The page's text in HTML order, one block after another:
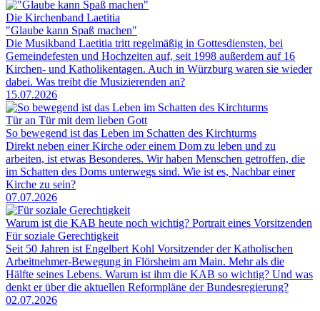
Die Kirchenband Laetitia
"Glaube kann Spaß machen"
Die Musikband Laetitia tritt regelmäßig in Gottesdiensten, bei
Gemeindefesten und Hochzeiten auf, seit 1998 außerdem auf 16
Kirchen- und Katholikentagen. Auch in Würzburg waren sie wieder
dabei. Was treibt die Musizierenden an?
15.07.2026
Tür an Tür mit dem lieben Gott
So bewegend ist das Leben im Schatten des Kirchturms
Direkt neben einer Kirche oder einem Dom zu leben und zu
arbeiten, ist etwas Besonderes. Wir haben Menschen getroffen, die
im Schatten des Doms unterwegs sind. Wie ist es, Nachbar einer
Kirche zu sein?
07.07.2026
Warum ist die KAB heute noch wichtig? Portrait eines Vorsitzenden
Für soziale Gerechtigkeit
Seit 50 Jahren ist Engelbert Kohl Vorsitzender der Katholischen
Arbeitnehmer-Bewegung in Flörsheim am Main. Mehr als die
Hälfte seines Lebens. Warum ist ihm die KAB so wichtig? Und was
denkt er über die aktuellen Reformpläne der Bundesregierung?
02.07.2026